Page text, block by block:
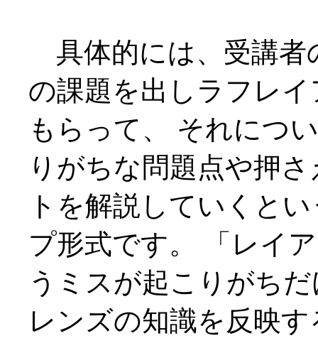
具体的には、受講者
の課題を出しラフレ
もらって、 それにつ
りがちな問題点や押
トを解説していくと
プ形式です。 「レイ
うミスが起こりがち
レンズの知識を反映